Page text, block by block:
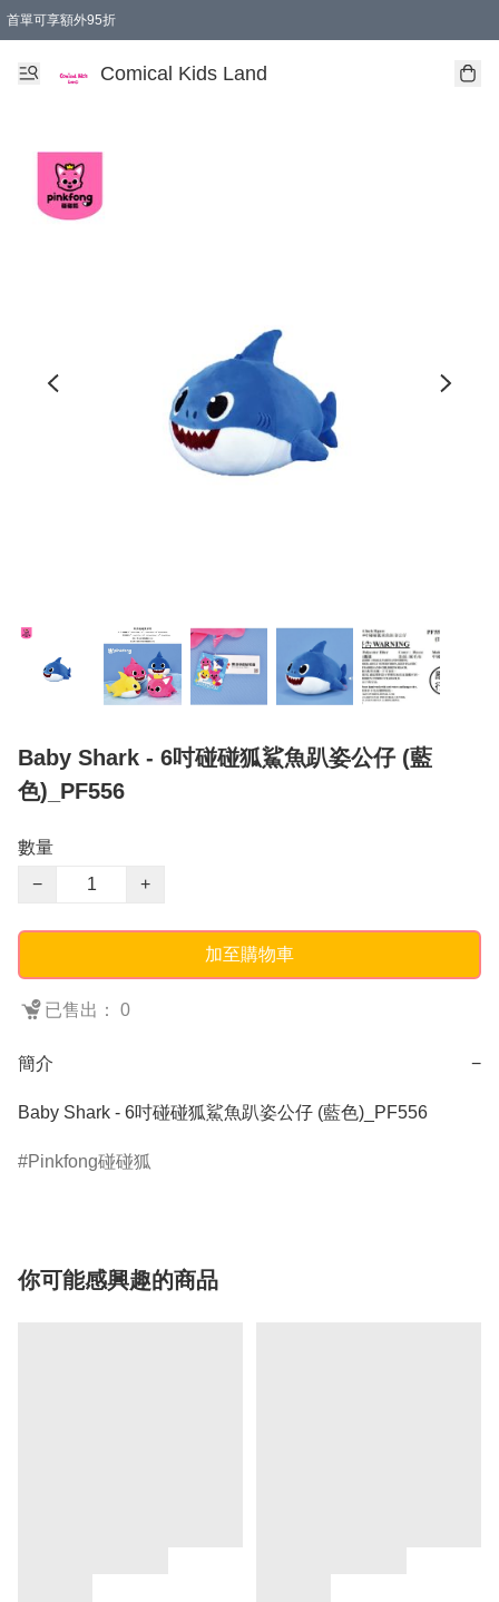
首單可享額外95折
Comical Kids Land
Baby Shark - 6吋碰碰狐鯊魚趴姿公仔 (藍
色)_PF556
數量
−
+
加至購物車
已售出： 0
簡介 −
Baby Shark - 6吋碰碰狐鯊魚趴姿公仔 (藍色)_PF556
Pinkfong碰碰狐
你可能感興趣的商品